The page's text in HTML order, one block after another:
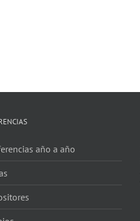
año a año